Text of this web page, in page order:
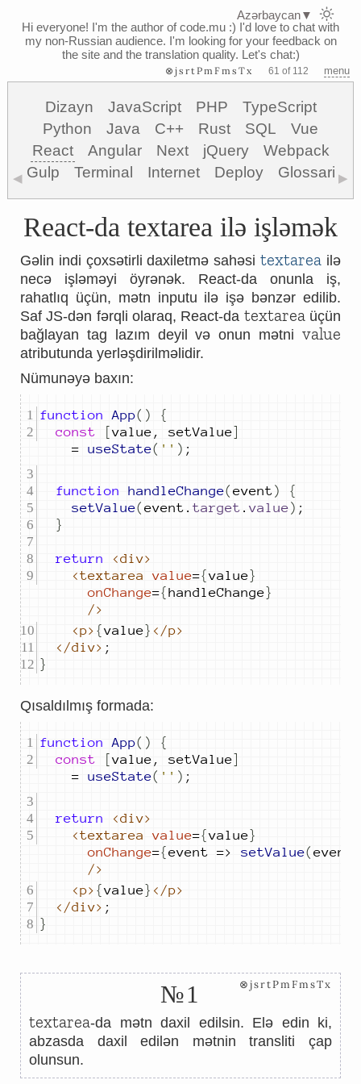
Hi everyone! I'm the author of code.mu :) I'd love to chat with
my non-Russian audience. I'm looking for your feedback on
the site and the translation quality. Let's chat:)
⊗jsrtPmFmsTx 61 of 112 menu
Dizayn JavaScript PHP
TypeScript
Python
Java C++ Rust SQL
Vue
React
Angular Next jQuery
Webpack
Gulp
Terminal Internet Deploy Glossari
◀ ▶
React-da textarea ilə işləmək
Gəlin indi çoxsətirli daxiletmə sahəsitextarea ilə
necə işləməyi öyrənək. React-da onunla iş,
rahatlıq üçün, mətn inputu ilə işə bənzər edilib.
Saf JS-dən fərqli olaraq, React-da textareaüçün
bağlayan tag lazım deyil və onun mətni value
atributunda yerləşdirilməlidir.
Nümunəyə baxın:
function App()
{
const
[value , setValue]
= useState( '' ) ;
function handleChange( event)
{
setValue( event . target . value) ;
}
return
<div>
<textarea
value={value}
onChange={handleChange}
/>
<p> {value} </p>
</div> ;
}
Qısaldılmış formada:
function App()
{
const
[value , setValue]
= useState( '' ) ;
return
<div>
<textarea
value={value}
onChange={event => setValue( event
/>
<p> {value} </p>
</div> ;
}
№1 ⊗jsrtPmFmsTx
textarea-da mətn daxil edilsin. Elə edin ki,
abzasda daxil edilən mətnin transliti çap
olunsun.
Azərbaycan▼